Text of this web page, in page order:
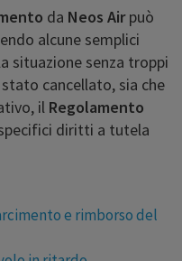
da Neos Airpuò
alcune semplici
situazione senza troppi
cancellato, sia che
il Regolamento
diritti a tutela
e rimborso del